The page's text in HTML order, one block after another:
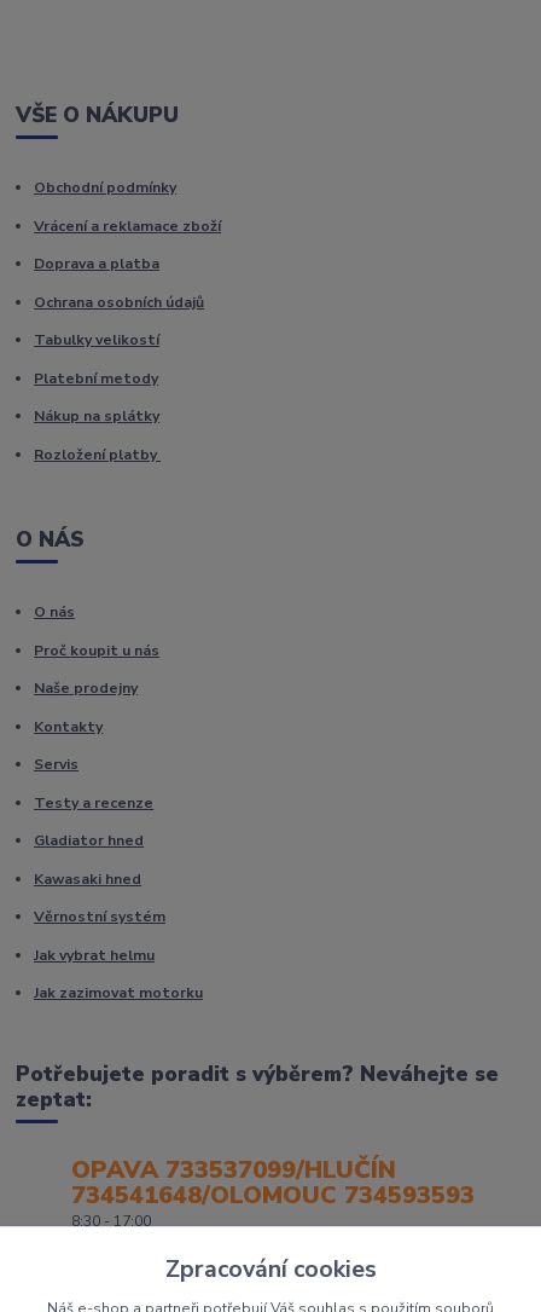
VŠE O NÁKUPU
Obchodní podmínky
Vrácení a reklamace zboží
Doprava a platba
Ochrana osobních údajů
Tabulky velikostí
Platební metody
Nákup na splátky
Rozložení platby
O NÁS
O nás
Proč koupit u nás
Naše prodejny
Kontakty
Servis
Testy a recenze
Gladiator hned
Kawasaki hned
Věrnostní systém
Jak vybrat helmu
Jak zazimovat motorku
Potřebujete poradit s výběrem? Neváhejte se
zeptat:
OPAVA 733537099/HLUČÍN
734541648/OLOMOUC 734593593
8:30 - 17:00
Zpracování cookies
Náš e-shop a partneři potřebují Váš souhlas s použitím souborů